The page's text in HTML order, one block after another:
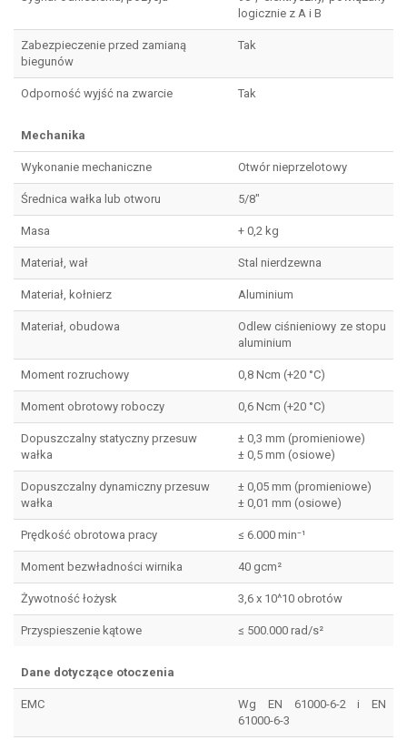
logicznie z A i B
Zabezpieczenie przed zamianą
biegunów
Tak
Odporność wyjść na zwarcie Tak
Mechanika
Wykonanie mechaniczne Otwór nieprzelotowy
Średnica wałka lub otworu 5/8″
Masa + 0,2 kg
Materiał, wał Stal nierdzewna
Materiał, kołnierz Aluminium
Materiał, obudowa
Odlew ciśnieniowy ze stopu
aluminium
Moment rozruchowy 0,8 Ncm (+20 °C)
Moment obrotowy roboczy 0,6 Ncm (+20 °C)
Dopuszczalny statyczny przesuw
wałka
± 0,3 mm (promieniowe)
± 0,5 mm (osiowe)
Dopuszczalny dynamiczny przesuw
wałka
± 0,05 mm (promieniowe)
± 0,01 mm (osiowe)
Prędkość obrotowa pracy ≤ 6.000 min⁻¹
Moment bezwładności wirnika 40 gcm²
Żywotność łożysk 3,6 x 10^10 obrotów
Przyspieszenie kątowe ≤ 500.000 rad/s²
Dane dotyczące otoczenia
EMC
Wg EN 61000-6-2 i EN
61000-6-3